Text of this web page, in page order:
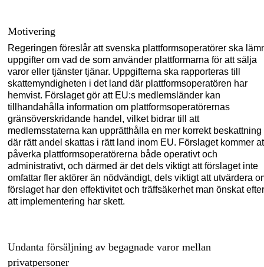
Motivering
Regeringen föreslår att svenska plattformsoperatörer ska
uppgifter om vad de som använder plattformarna för att sälja
varor eller tjänster tjänar. Uppgifterna ska rapporteras till
skattemyndigheten i det land där plattformsoperatören har
hemvist. Förslagetgör att EU:s medlemsländer kan
tillhandahålla information om plattformsoperatörernas
gränsöverskridande handel, vilket bidrar till att
medlemsstaterna kan upprätthålla en mer korrekt beskattning
där rätt andel skattas i rätt land inom EU. Förslaget kommer
påverka plattformsoperatörerna både operativt och
administrativt, och därmed är det dels viktigt att förslaget inte
omfattar fler aktörer än nödvändigt, dels viktigt att utvärdera
förslaget har den effektivitet och träffsäkerhetman önskat efter
att implementering har skett.
Undanta försäljning av begagnade varor mellan
privatpersoner